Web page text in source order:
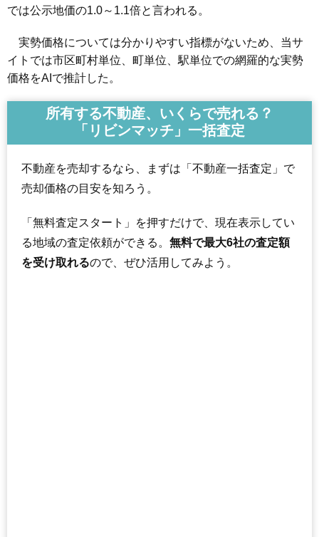
では公示地価の1.0～1.1倍と言われる。
実勢価格については分かりやすい指標がないため、当サ
イトでは市区町村単位、町単位、駅単位での網羅的な実勢
価格をAIで推計した。
所有する不動産、いくらで売れる？
「リビンマッチ」一括査定
不動産を売却するなら、まずは「不動産一括査定」で
売却価格の目安を知ろう。
「無料査定スタート」を押すだけで、現在表示してい
る地域の査定依頼ができる。 無料で最大6社の査定額
を受け取れるので、ぜひ活用してみよう。